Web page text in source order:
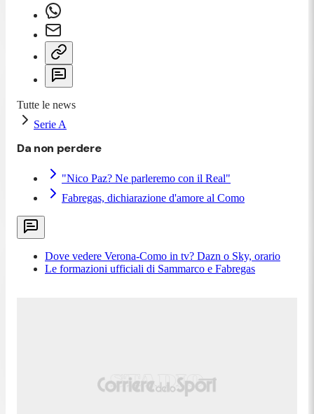
Tutte le news
Serie A
Da non perdere
"Nico Paz? Ne parleremo con il Real"
Fabregas, dichiarazione d'amore al Como
Dove vedere Verona-Como in tv? Dazn o Sky, orario
Le formazioni ufficiali di Sammarco e Fabregas